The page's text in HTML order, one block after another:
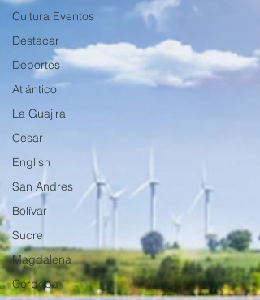
Cultura Eventos
Destacar
Deportes
Atlántico
La Guajira
Cesar
English
San Andres
Bolívar
Sucre
Magdalena
Córdoba